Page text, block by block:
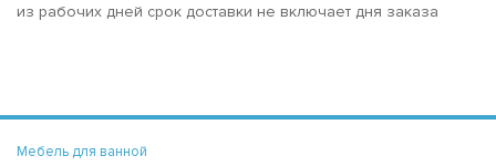
из рабочих дней срок доставки не включает дня заказа
Мебель для ванной